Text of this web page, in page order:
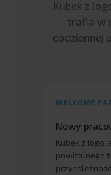
Kubek z
trafia w
codziennej
WELCOME
Nowy
Kubek z logo
powitalnego